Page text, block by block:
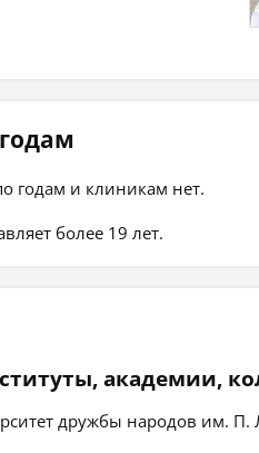
годам и клиникам нет.
более 19 лет.
академии,
дружбы народов им.